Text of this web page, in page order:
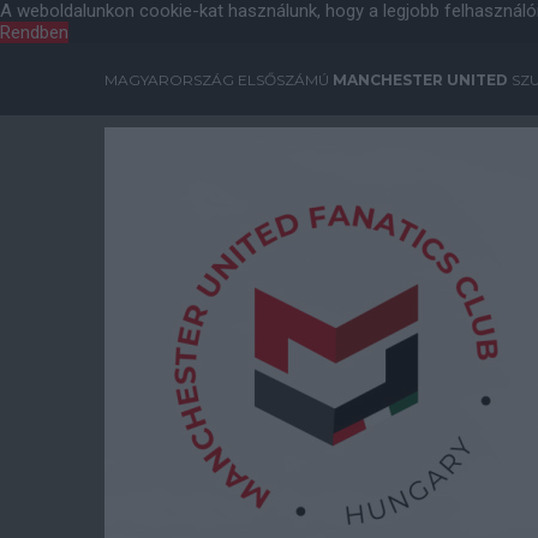
A weboldalunkon cookie-kat használunk, hogy a legjobb
Rendben
MAGYARORSZÁG ELSŐSZÁMÚ MANCHESTER UNITED